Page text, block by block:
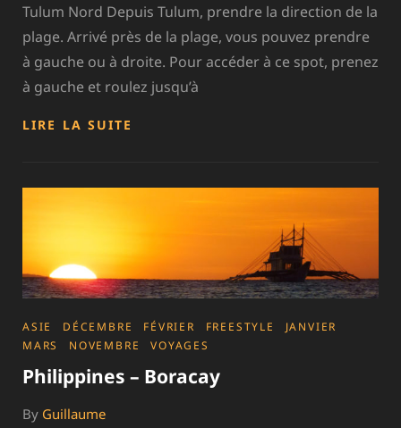
Tulum Nord Depuis Tulum, prendre la direction de la
plage. Arrivé près de la plage, vous pouvez prendre
à gauche ou à droite. Pour accéder à ce spot, prenez
à gauche et roulez jusqu’à
LIRE LA SUITE
CATEGORIES
ASIE DÉCEMBRE FÉVRIER FREESTYLE
JANVIER
MARS
NOVEMBRE VOYAGES
Philippines – Boracay
By Guillaume